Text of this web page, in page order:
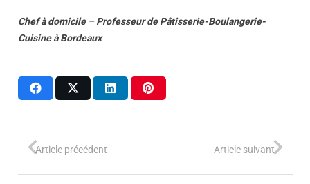
Chef à domicile–Professeur de Pâtisserie-Boulangerie-
Cuisine à Bordeaux
Article précédent Article suivant